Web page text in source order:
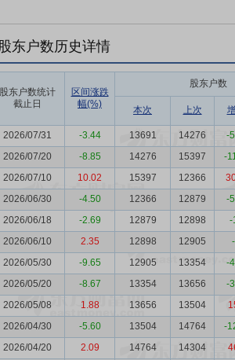
股东户数历史详情
股东户数统计
截止日
区间涨跌
幅(%)
股东户数
本次 上次
2026/07/31 -3.44 13691 14276
-
2026/07/20
-8.85 14276 15397
-
2026/07/10
10.02 15397 12366
2026/06/30
-4.50 12366 12879
-
2026/06/18
-2.69 12879 12898
-
2026/06/10
2.35 12898 12905
2026/05/30
-9.65 12905 13354
-
2026/05/20
-8.67 13354 13656
-
2026/05/08
1.88 13656 13504
2026/04/30
-5.60 13504 14764
-
2026/04/20
2.09 14764 14304